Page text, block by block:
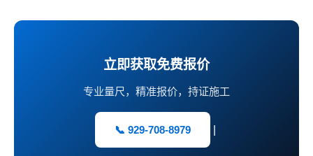
立即获取免费报价
专业量尺，精准报价，持证施工
📞 929-708-8979